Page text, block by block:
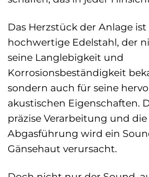
Das Herzstück der Anlage ist
hochwertige Edelstahl, der
seine Langlebigkeit und
Korrosionsbeständigkeit
sondern auch für seine
akustischen Eigenschaften.
präzise Verarbeitung und
Abgasführung wird ein
Gänsehaut verursacht.